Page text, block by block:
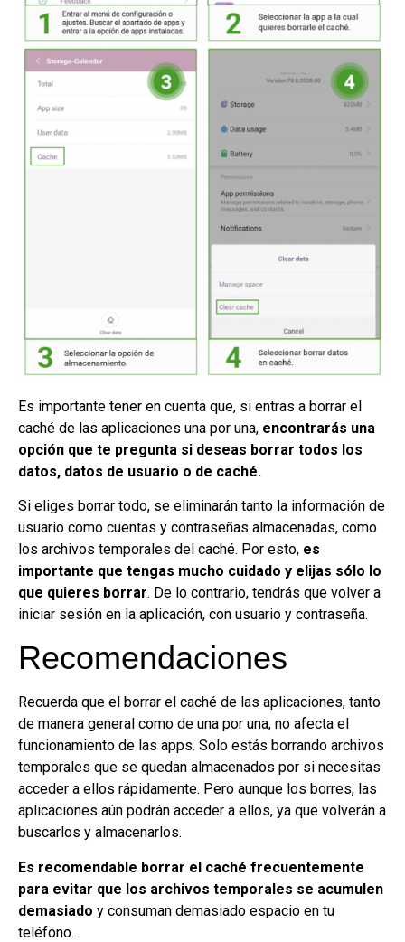
Es importante tener en cuenta que, si entras a borrar el
caché de las aplicaciones una por una, encontrarás una
opción que te pregunta si deseas borrar todos los
datos, datos de usuario o de caché.
Si eliges borrar todo, se eliminarán tanto la información de
usuario como cuentas y contraseñas almacenadas, como
los archivos temporales del caché. Por esto, es
importante que tengas mucho cuidado y elijas sólo lo
que quieres borrar. De lo contrario, tendrás que volver a
iniciar sesión en la aplicación, con usuario y contraseña.
Recomendaciones
Recuerda que el borrar el caché de las aplicaciones, tanto
de manera general como de una por una, no afecta el
funcionamiento de las apps. Solo estás borrando archivos
temporales que se quedan almacenados por si necesitas
acceder a ellos rápidamente. Pero aunque los borres, las
aplicaciones aún podrán acceder a ellos, ya que volverán a
buscarlos y almacenarlos.
Es recomendable borrar el caché frecuentemente
para evitar que los archivos temporales se acumulen
demasiado y consuman demasiado espacio en tu
teléfono.